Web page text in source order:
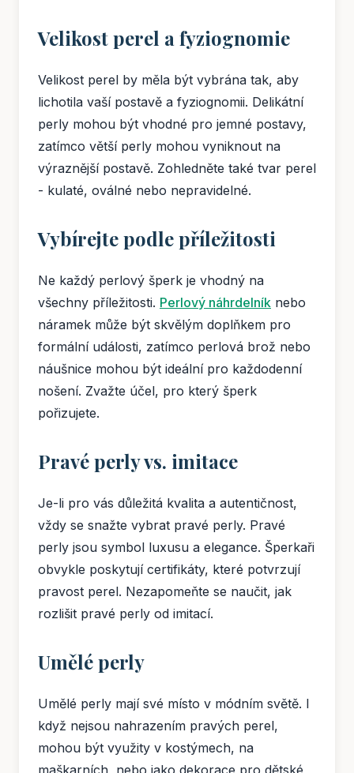
Velikost perel a fyziognomie
Velikost perel by měla být vybrána tak, aby
lichotila vaší postavě a fyziognomii. Delikátní
perly mohou být vhodné pro jemné postavy,
zatímco větší perly mohou vyniknout na
výraznější postavě. Zohledněte také tvar perel
- kulaté, oválné nebo nepravidelné.
Vybírejte podle příležitosti
Ne každý perlový šperk je vhodný na
všechny příležitosti. Perlový náhrdelník nebo
náramek může být skvělým doplňkem pro
formální události, zatímco perlová brož nebo
náušnice mohou být ideální pro každodenní
nošení. Zvažte účel, pro který šperk
pořizujete.
Pravé perly vs. imitace
Je-li pro vás důležitá kvalita a autentičnost,
vždy se snažte vybrat pravé perly. Pravé
perly jsou symbol luxusu a elegance. Šperkaři
obvykle poskytují certifikáty, které potvrzují
pravost perel. Nezapomeňte se naučit, jak
rozlišit pravé perly od imitací.
Umělé perly
Umělé perly mají své místo v módním světě. I
když nejsou nahrazením pravých perel,
mohou být využity v kostýmech, na